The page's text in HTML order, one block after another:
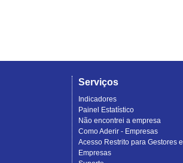
Serviços
Indicadores
Painel Estatístico
Não encontrei a empresa
Como Aderir - Empresas
Acesso Restrito para Gestores e
Empresas